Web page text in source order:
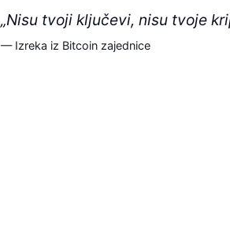
„Nisu tvoji ključevi, nisu tvoje
— Izreka iz Bitcoin zajednice